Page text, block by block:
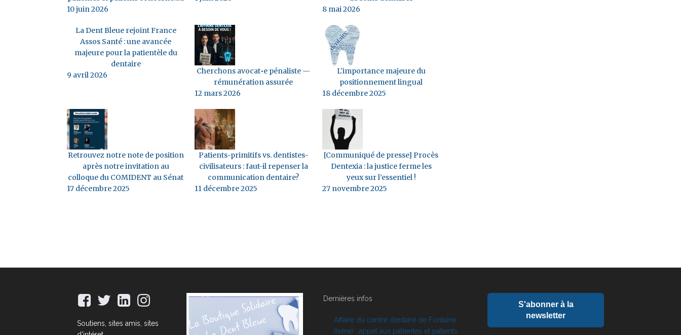
10 juin 2026
8 mai 2026
La Dent Bleue rejoint France
Assos Santé : une avancée
majeure pour la patientèle du
dentaire
9 avril 2026
Cherchons avocat•e pénaliste —
rémunération assurée
12 mars 2026
L'importance majeure du
positionnement lingual
18 décembre 2025
Retrouvez notre note de position
après notre invitation au
colloque du COMIDENT au Sénat
17 décembre 2025
Patients-primitifs vs. dentistes-
civilisateurs : faut-il repenser la
communication dentaire?
11 décembre 2025
[Communiqué de presse] Procès
Dentexia : la justice ferme les
yeux sur l’essentiel !
27 novembre 2025
Soutiens, sites amis, sites
Dernières infos
Affaire du centre dentaire de Fontaine
(Isère) : appel aux patientes et patients
S'abonner à la
newsletter